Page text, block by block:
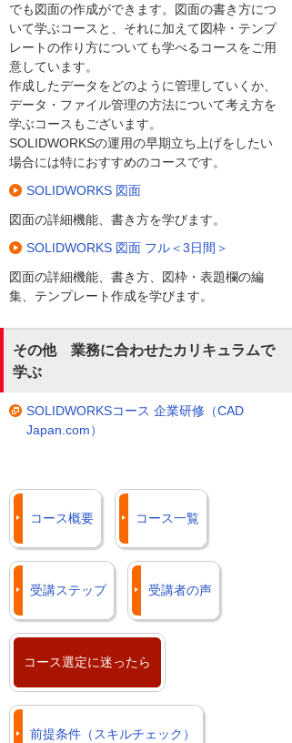
でも図面の作成ができます。図面の書き方につ
いて学ぶコースと、それに加えて図枠・テンプ
レートの作り方についても学べるコースをご用
意しています。
作成したデータをどのように管理していくか、
データ・ファイル管理の方法について考え方を
学ぶコースもございます。
SOLIDWORKSの運用の早期立ち上げをしたい
場合には特におすすめのコースです。
SOLIDWORKS 図面
図面の詳細機能、書き方を学びます。
SOLIDWORKS 図面 フル＜3日間＞
図面の詳細機能、書き方、図枠・表題欄の編
集、テンプレート作成を学びます。
その他 業務に合わせたカリキュラムで
学ぶ
SOLIDWORKSコース 企業研修（CAD
Japan.com）
コース概要 コース一覧
受講ステップ 受講者の声
コース選定に迷ったら
前提条件（スキルチェック）